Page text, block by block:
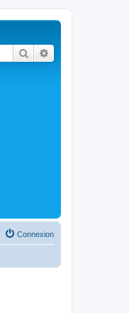
Rechercher
Connexion